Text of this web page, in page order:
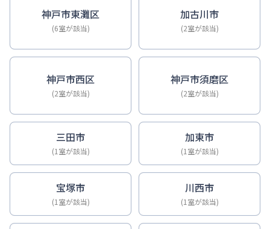
神戸市東灘区
(6室が該当)
加古川市
(2室が該当)
神戸市西区
(2室が該当)
神戸市須磨区
(2室が該当)
三田市
(1室が該当)
加東市
(1室が該当)
宝塚市
(1室が該当)
川西市
(1室が該当)